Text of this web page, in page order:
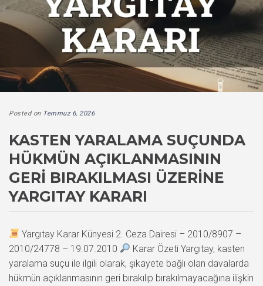
Posted on Temmuz 6, 2026
KASTEN YARALAMA SUÇUNDA
HÜKMÜN AÇIKLANMASININ
GERI BIRAKILMASI ÜZERINE
YARGITAY KARARI
Yargıtay Karar Künyesi 2. Ceza Dairesi – 2010/8907 –
2010/24778 – 19.07.2010
Karar Özeti Yargıtay, kasten
yaralama suçu ile ilgili olarak, şikayete bağlı olan davalarda
hükmün açıklanmasının geri bırakılıp bırakılmayacağına ilişkin